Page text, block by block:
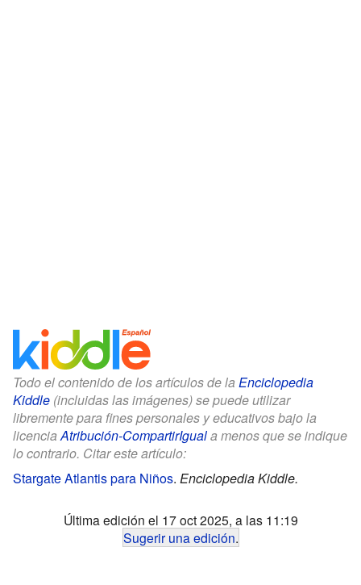
Todo el contenido de los artículos de la Enciclopedia
Kiddle (incluidas las imágenes) se puede utilizar
libremente para fines personales y educativos bajo la
licenciaAtribución-CompartirIguala menos que se indique
lo contrario. Citar este artículo:
Stargate Atlantis para Niños. Enciclopedia Kiddle.
Última edición el 17 oct 2025, a las 11:19
Sugerir una edición.